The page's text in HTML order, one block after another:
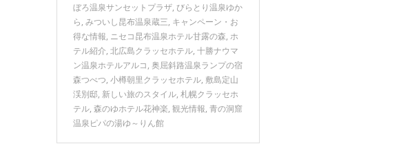
ぼろ温泉サンセットプラザ, びらとり温泉ゆか
ら, みついし昆布温泉蔵三, キャンペーン・お
得な情報, ニセコ昆布温泉ホテル甘露の森, ホ
テル紹介, 北広島クラッセホテル, 十勝ナウマ
ン温泉ホテルアルコ, 奥屈斜路温泉ランプの宿
森つべつ, 小樽朝里クラッセホテル, 敷島定山
渓別邸, 新しい旅のスタイル, 札幌クラッセホ
テル, 森のゆホテル花神楽, 観光情報, 青の洞窟
温泉ピパの湯ゆ～りん館